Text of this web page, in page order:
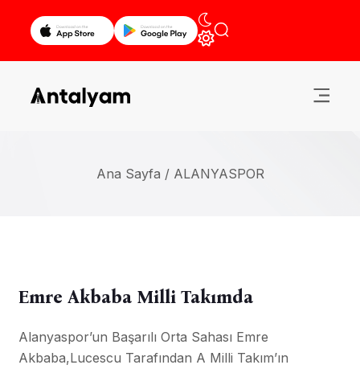
Ana Sayfa / ALANYASPOR
Emre Akbaba Milli Takımda
Alanyaspor’un Başarılı Orta Sahası Emre
Akbaba,Lucescu Tarafından A Milli Takım’ın